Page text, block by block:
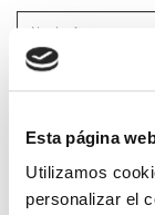
Esta página
Utilizamos
personalizar el